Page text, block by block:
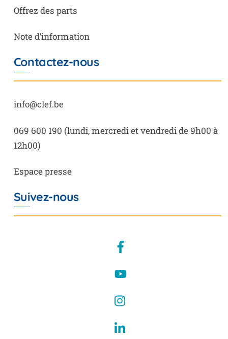
Offrez des parts
Note d’information
Contactez-nous
info@clef.be
069 600 190 (lundi, mercredi et vendredi de 9h00 à
12h00)
Espace presse
Suivez-nous
Facebook
YouTube
Instagram
LinkedIn